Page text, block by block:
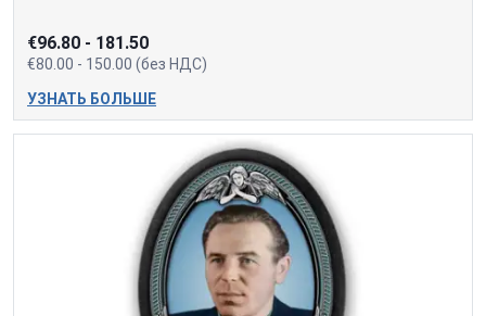
€96.80 - 181.50
€80.00 - 150.00 (без НДС)
УЗНАТЬ БОЛЬШЕ